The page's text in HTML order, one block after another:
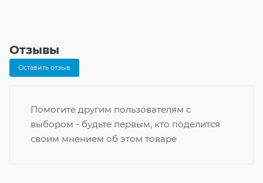
Отзывы
Оставить отзыв
Помогите другим пользователям с
выбором - будьте первым, кто поделится
своим мнением об этом товаре